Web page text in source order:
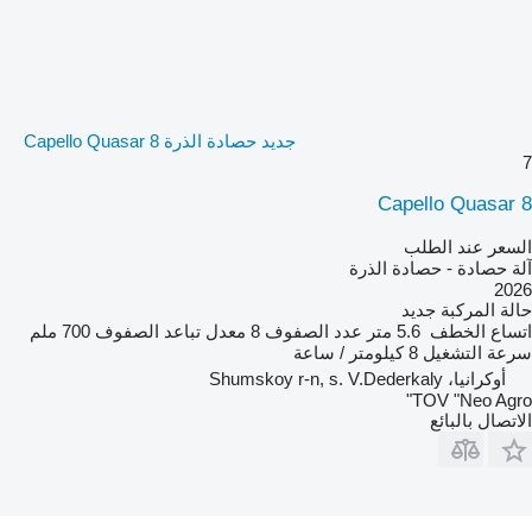
جديد حصادة الذرة Capello Quasar 8
7
Capello Quasar 8
السعر عند الطلب
آلة حصادة - حصادة الذرة
2026
حالة المركبة جديد
اتساع الخطف 5.6 متر عدد الصفوف 8 معدل تباعد الصفوف 700 ملم
سرعة التشغيل 8 كيلومتر / ساعة
أوكرانيا، Shumskoy r-n, s. V.Dederkaly
TOV "Neo Agro"
الاتصال بالبائع